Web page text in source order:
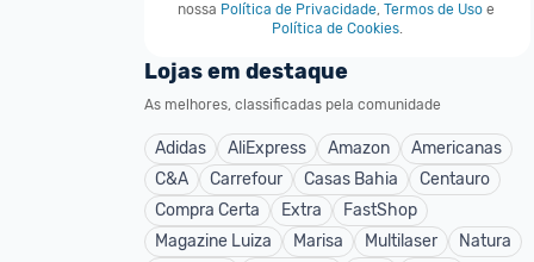
nossa Política de Privacidade, Termos de Uso e
Política de Cookies.
Lojas em destaque
As melhores, classificadas pela comunidade
Adidas AliExpress Amazon
Americanas
C&A
Carrefour Casas Bahia
Centauro
Compra Certa
Extra
FastShop
Magazine Luiza
Marisa Multilaser
Natura